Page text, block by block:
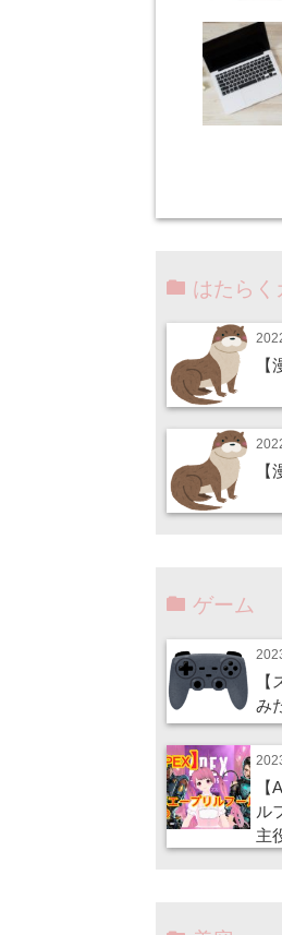
はたらく
ゲーム
み
ル
主